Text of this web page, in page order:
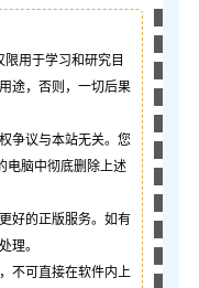
用于学习和研究目
途，否则，一切后果
争议与本站无关。您
电脑中彻底删除上述
好的正版服务。如有
理。
不可直接在软件内上